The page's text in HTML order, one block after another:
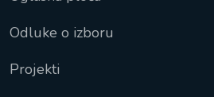
Odluke o izboru
Projekti